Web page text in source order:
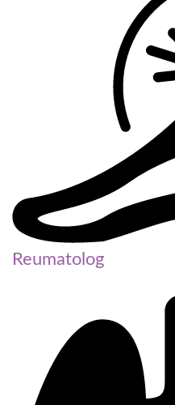
Reumatolog